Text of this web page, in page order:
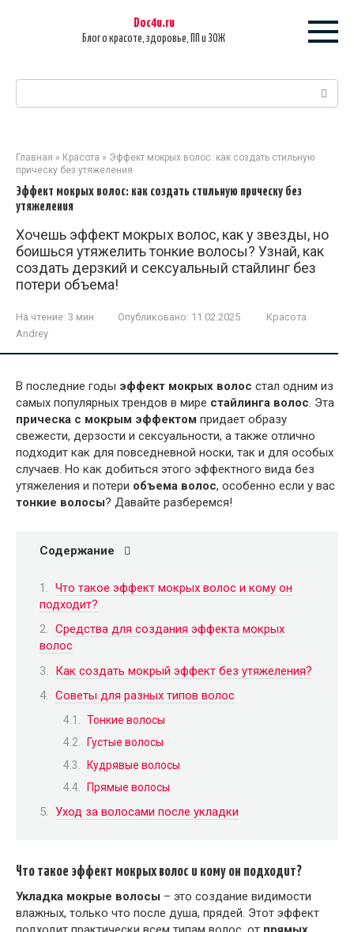
Doc4u.ru
Блог о красоте, здоровье, ПП и ЗОЖ
Главная » Красота » Эффект мокрых волос: как создать стильную
прическу без утяжеления
Эффект мокрых волос: как создать стильную прическу без
утяжеления
Хочешь эффект мокрых волос, как у звезды, но
боишься утяжелить тонкие волосы? Узнай, как
создать дерзкий и сексуальный стайлинг без
потери объема!
На чтение: 3 мин Опубликовано: 11.02.2025
Красота
Andrey
В последние годы эффект мокрых волос стал одним из
самых популярных трендов в мире стайлинга волос. Эта
прическа с мокрым эффектом придает образу
свежести, дерзости и сексуальности, а также отлично
подходит как для повседневной носки, так и для особых
случаев. Но как добиться этого эффектного вида без
утяжеления и потери объема волос, особенно если у вас
тонкие волосы? Давайте разберемся!
Содержание
Что такое эффект мокрых волос и кому он
подходит?
Средства для создания эффекта мокрых
волос
Как создать мокрый эффект без утяжеления?
Советы для разных типов волос
Тонкие волосы
Густые волосы
Кудрявые волосы
Прямые волосы
Уход за волосами после укладки
Что такое эффект мокрых волос и кому он подходит?
Укладка мокрые волосы – это создание видимости
влажных, только что после душа, прядей. Этот эффект